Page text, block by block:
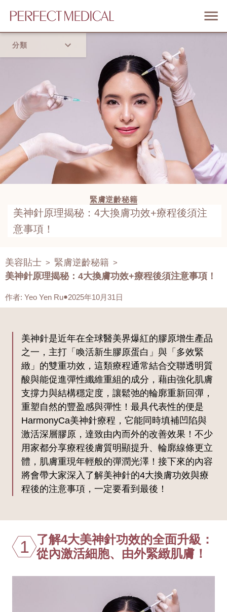
分類
流行趨勢
緊膚逆齡秘籍
美神針原理揭秘：4大換膚功效+療程後須注
意事項！
美容貼士 > 緊膚逆齡秘籍 >
美神針原理揭秘：4大換膚功效+療程後須注意事項！
作者: Yeo Yen Ru 2025年10月31日
美神針是近年在全球醫美界爆紅的膠原增生產品
之一，主打「喚活新生膠原蛋白」與「多效緊
緻」的雙重功效，這類療程通常結合交聯透明質
酸與能促進彈性纖維重組的成分，藉由強化肌膚
支撐力與結構穩定度，讓鬆弛的輪廓重新回彈，
重塑自然的豐盈感與彈性！最具代表性的便是
HarmonyCa美神針療程，它能同時填補凹陷與
激活深層膠原，達致由內而外的改善效果！不少
用家都分享療程後膚質明顯提升、輪廓線條更立
體，肌膚重現年輕般的彈潤光澤！接下來的內容
將會帶大家深入了解美神針的4大換膚功效與療
程後的注意事項，一定要看到最後！
1
了解4大美神針功效的全面升級：
從內激活細胞、由外緊緻肌膚！